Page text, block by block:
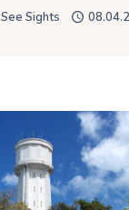
See Sights